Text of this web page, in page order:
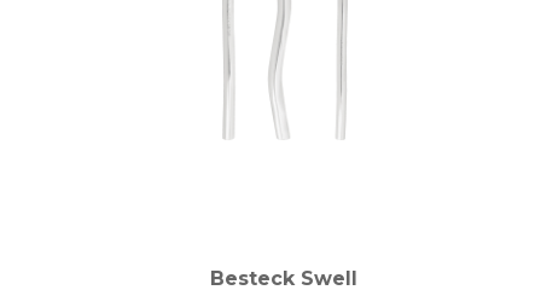
Besteck Swell